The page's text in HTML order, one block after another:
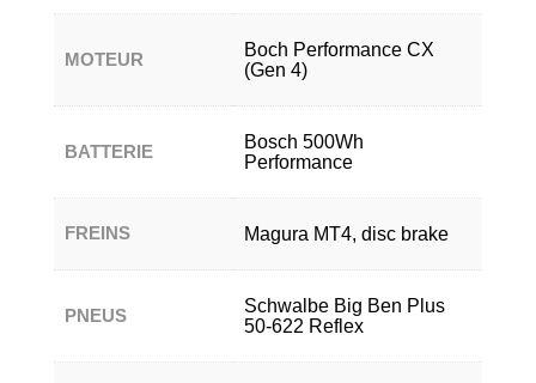
MOTEUR
Boch Performance CX
(Gen 4)
BATTERIE
Bosch 500Wh
Performance
FREINS Magura MT4, disc brake
PNEUS
Schwalbe Big Ben Plus
50-622 Reflex